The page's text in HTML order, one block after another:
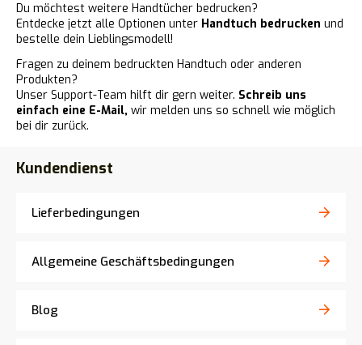
Du möchtest weitere Handtücher bedrucken?
Entdecke jetzt alle Optionen unter Handtuch bedrucken und
bestelle dein Lieblingsmodell!
Fragen zu deinem bedruckten Handtuch oder anderen
Produkten?
Unser Support-Team hilft dir gern weiter. Schreib uns
einfach eine E-Mail, wir melden uns so schnell wie möglich
bei dir zurück.
Kundendienst
Lieferbedingungen
Allgemeine Geschäftsbedingungen
Blog